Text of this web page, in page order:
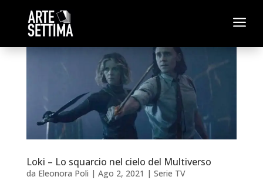
a
Loki – Lo squarcio nel cielo del Multiverso
da Eleonora Poli | Ago 2, 2021 | Serie TV